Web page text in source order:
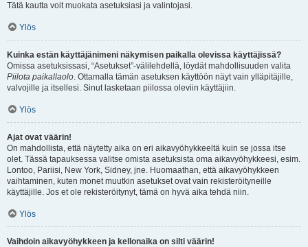
Tätä kautta voit muokata asetuksiasi ja valintojasi.
Ylös
Kuinka estän käyttäjänimeni näkymisen paikalla olevissa käyttäjissä?
Omissa asetuksissasi, “Asetukset”-välilehdellä, löydät mahdollisuuden valita
Piilota paikallaolo. Ottamalla tämän asetuksen käyttöön näyt vain ylläpitäjille,
valvojille ja itsellesi. Sinut lasketaan piilossa oleviin käyttäjiin.
Ylös
Ajat ovat väärin!
On mahdollista, että näytetty aika on eri aikavyöhykkeeltä kuin se jossa itse
olet. Tässä tapauksessa valitse omista asetuksista oma aikavyöhykkeesi, esim.
Lontoo, Pariisi, New York, Sidney, jne. Huomaathan, että aikavyöhykkeen
vaihtaminen, kuten monet muutkin asetukset ovat vain rekisteröityneille
käyttäjille. Jos et ole rekisteröitynyt, tämä on hyvä aika tehdä niin.
Ylös
Vaihdoin aikavyöhykkeen ja kellonaika on silti väärin!